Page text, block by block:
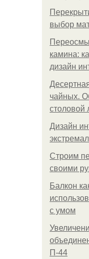
выбор
камина:
дизайн
чайных.
столовой
Дизайн
Строим
своими
Балкон
с умом
П-44